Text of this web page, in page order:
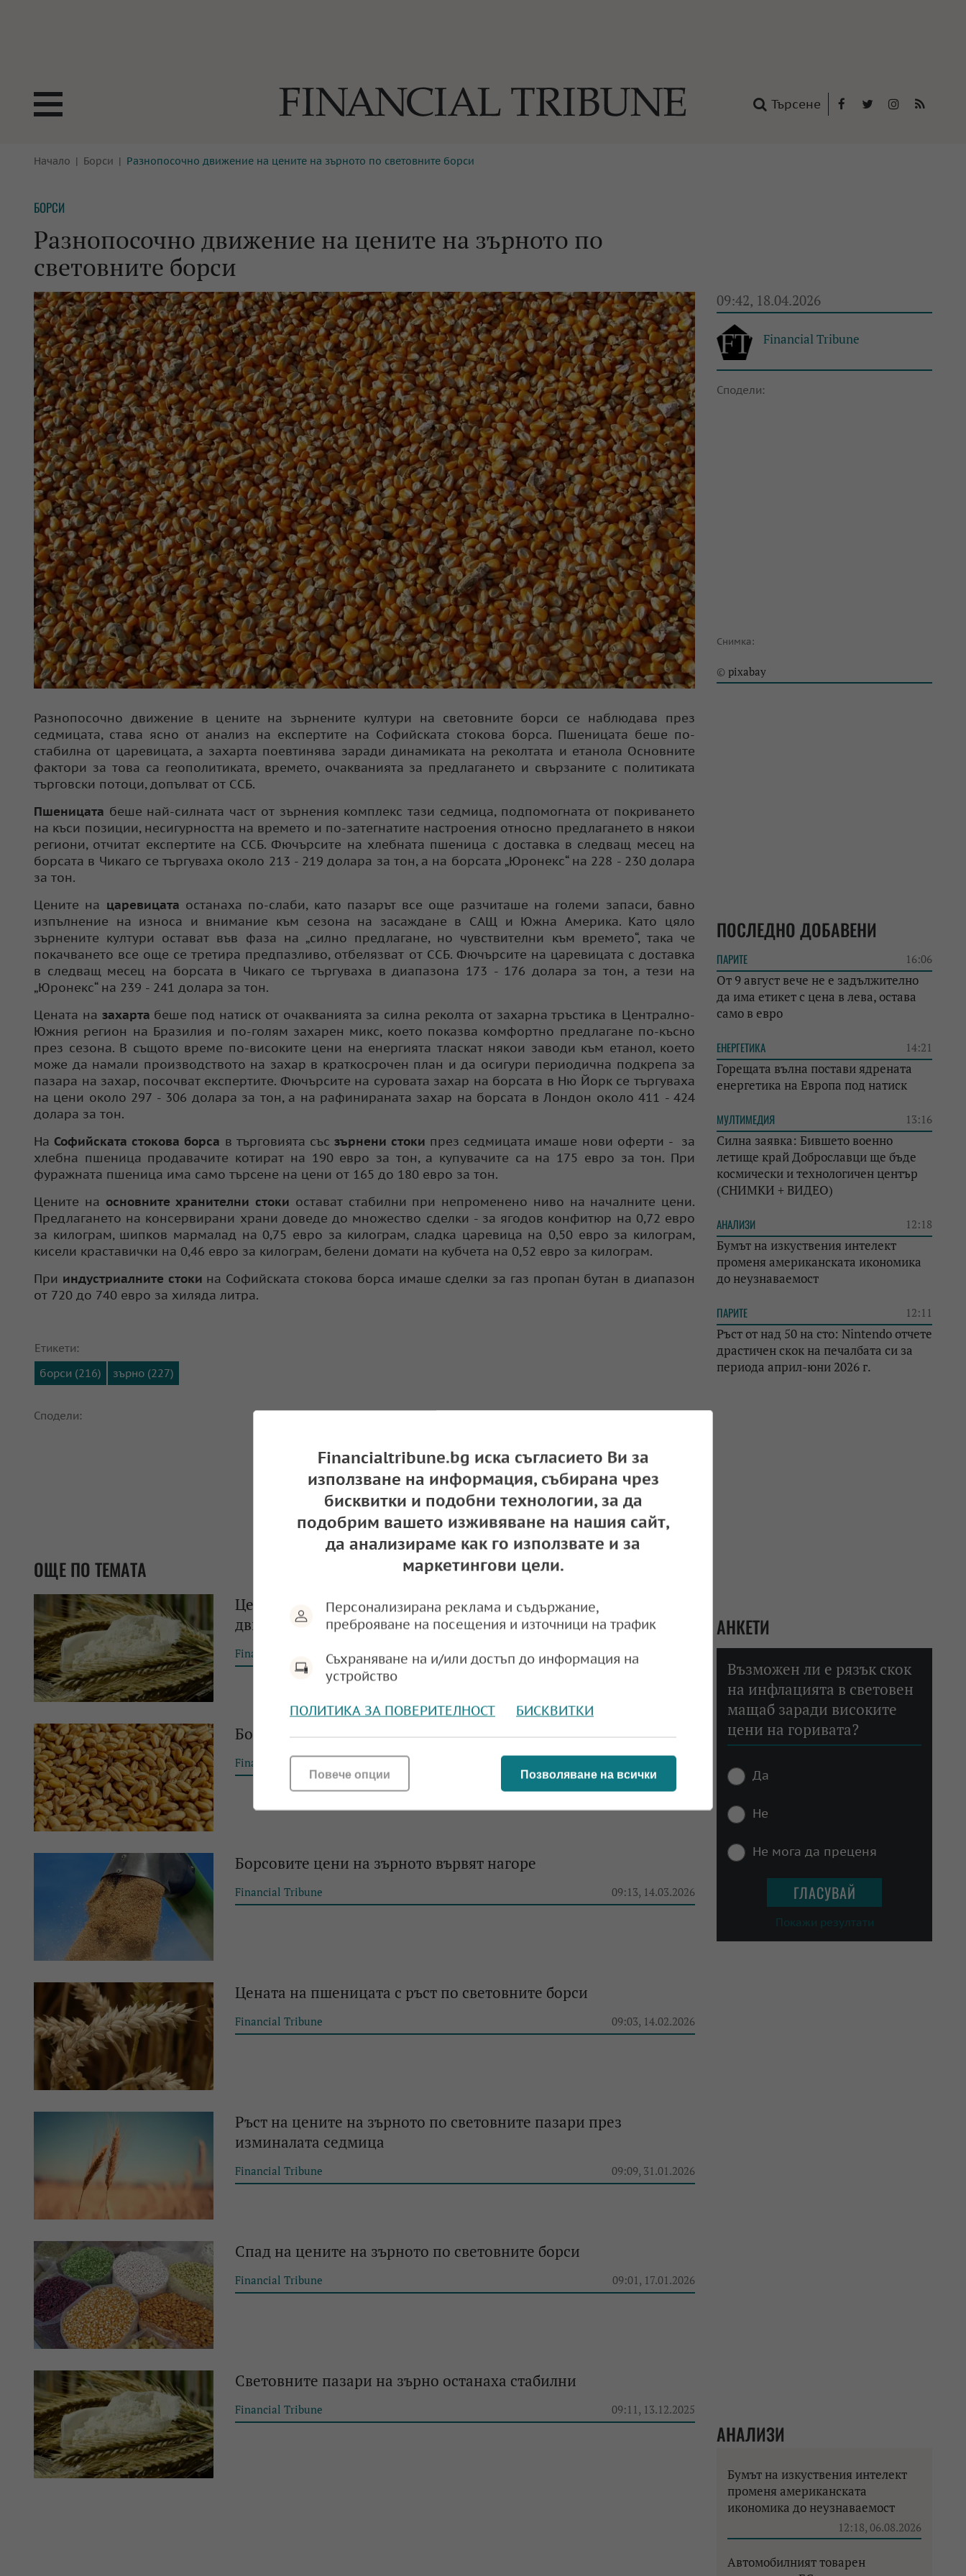
Търсене
БОРСИ
КРИПТО
БАНКИ
ПАРИТЕ
ЗАСТРАХОВАНЕ
ЕНЕРГЕТИКА
ТЕХНОЛОГИИ
ИМОТИ
АВТОМОБИЛИ
МУЛТИМЕДИЯ
Начало Борси Разнопосочно движение на цените на зърното по световните борси
БОРСИ
Разнопосочно движение на цените на зърното по
световните борси
09:42, 18.04.2026
Financial Tribune
Сподели:
Снимка:
© pixabay
Разнопосочно движение в цените на зърнените култури на световните борси се наблюдава през
седмицата, става ясно от анализ на експертите на Софийската стокова борса. Пшеницата беше по-
стабилна от царевицата, а захарта поевтинява заради динамиката на реколтата и етанола Основните
фактори за това са геополитиката, времето, очакванията за предлагането и свързаните с политиката
търговски потоци, допълват от ССБ.
Пшеницата беше най-силната част от зърнения комплекс тази седмица, подпомогната от покриването
на къси позиции, несигурността на времето и по-затегнатите настроения относно предлагането в някои
региони, отчитат експертите на ССБ. Фючърсите на хлебната пшеница с доставка в следващ месец на
борсата в Чикаго се търгуваха около 213 - 219 долара за тон, а на борсата „Юронекс“ на 228 - 230 долара
за тон.
Цените на царевицата останаха по-слаби, като пазарът все още разчиташе на големи запаси, бавно
изпълнение на износа и внимание към сезона на засаждане в САЩ и Южна Америка. Като цяло
зърнените култури остават във фаза на „силно предлагане, но чувствителни към времето“, така че
покачването все още се третира предпазливо, отбелязват от ССБ. Фючърсите на царевицата с доставка
в следващ месец на борсата в Чикаго се търгуваха в диапазона 173 - 176 долара за тон, а тези на
„Юронекс“ на 239 - 241 долара за тон.
Цената на захарта беше под натиск от очакванията за силна реколта от захарна тръстика в Централно-
Южния регион на Бразилия и по-голям захарен микс, което показва комфортно предлагане по-късно
през сезона. В същото време по-високите цени на енергията тласкат някои заводи към етанол, което
може да намали производството на захар в краткосрочен план и да осигури периодична подкрепа за
пазара на захар, посочват експертите. Фючърсите на суровата захар на борсата в Ню Йорк се търгуваха
на цени около 297 - 306 долара за тон, а на рафинираната захар на борсата в Лондон около 411 - 424
долара за тон.
На Софийската стокова борса в търговията със зърнени стоки през седмицата имаше нови оферти - за
хлебна пшеница продавачите котират на 190 евро за тон, а купувачите са на 175 евро за тон. При
фуражната пшеница има само търсене на цени от 165 до 180 евро за тон.
Цените на основните хранителни стоки остават стабилни при непроменено ниво на началните цени.
Предлагането на консервирани храни доведе до множество сделки - за ягодов конфитюр на 0,72 евро
за килограм, шипков мармалад на 0,75 евро за килограм, сладка царевица на 0,50 евро за килограм,
кисели краставички на 0,46 евро за килограм, белени домати на кубчета на 0,52 евро за килограм.
При индустриалните стоки на Софийската стокова борса имаше сделки за газ пропан бутан в диапазон
от 720 до 740 евро за хиляда литра.
Етикети:
борси (216)
зърно (227)
Сподели:
ОЩЕ ПО ТЕМАТА
Цените на зърнените култури на световните борси реагираха на
движенията на петрола
Financial Tribune 13:58, 11.04.2026
Борсовите цени на зърното вървят нагоре
Financial Tribune 09:49, 28.03.2026
Борсовите цени на зърното вървят нагоре
Financial Tribune 09:13, 14.03.2026
Цената на пшеницата с ръст по световните борси
Financial Tribune 09:03, 14.02.2026
Ръст на цените на зърното по световните пазари през
изминалата седмица
Financial Tribune 09:09, 31.01.2026
Спад на цените на зърното по световните борси
Financial Tribune 09:01, 17.01.2026
Световните пазари на зърно останаха стабилни
Financial Tribune 09:11, 13.12.2025
ПОСЛЕДНО ДОБАВЕНИ
ПАРИТЕ 16:06
От 9 август вече не е задължително
да има етикет с цена в лева, остава
само в евро
ЕНЕРГЕТИКА 14:21
Горещата вълна постави ядрената
енергетика на Европа под натиск
МУЛТИМЕДИЯ 13:16
Силна заявка: Бившето военно
летище край Доброславци ще бъде
космически и технологичен център
(СНИМКИ + ВИДЕО)
АНАЛИЗИ 12:18
Бумът на изкуствения интелект
променя американската икономика
до неузнаваемост
ПАРИТЕ 12:11
Ръст от над 50 на сто: Nintendo отчете
драстичен скок на печалбата си за
периода април-юни 2026 г.
АНКЕТИ
Възможен ли е рязък скок
на инфлацията в световен
мащаб заради високите
цени на горивата?
Да
Не
Не мога да преценя
Покажи резултати
АНАЛИЗИ
Бумът на изкуствения интелект
променя американската
икономика до неузнаваемост
12:18, 06.08.2026
Автомобилният товарен
Financialtribune.bg иска съгласието Ви за
използване на информация, събирана чрез
бисквитки и подобни технологии, за да
подобрим вашето изживяване на нашия сайт,
да анализираме как го използвате и за
маркетингови цели.
Персонализирана реклама и съдържание,
преброяване на посещения и източници на трафик
Съхраняване на и/или достъп до информация на
устройство
ПОЛИТИКА ЗА ПОВЕРИТЕЛНОСТ БИСКВИТКИ
Позволяване на всички
Повече опции